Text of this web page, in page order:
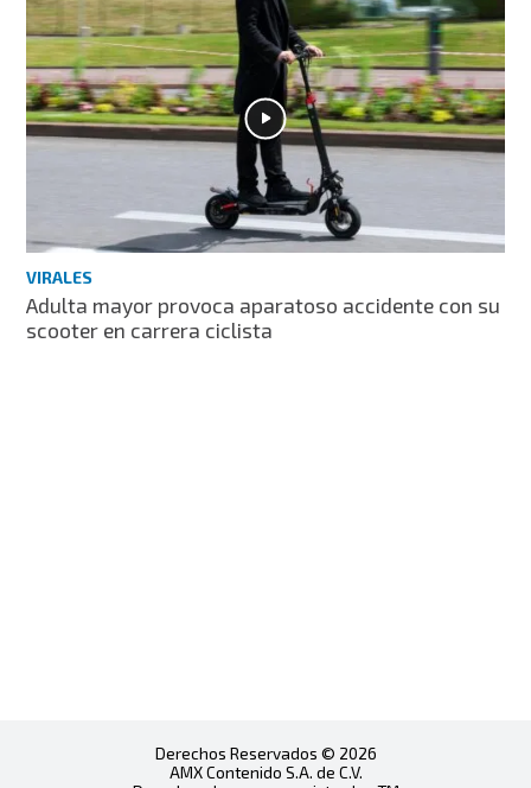
VIRALES
Adulta mayor provoca aparatoso accidente con su
scooter en carrera ciclista
Derechos Reservados © 2026
AMX Contenido S.A. de C.V.